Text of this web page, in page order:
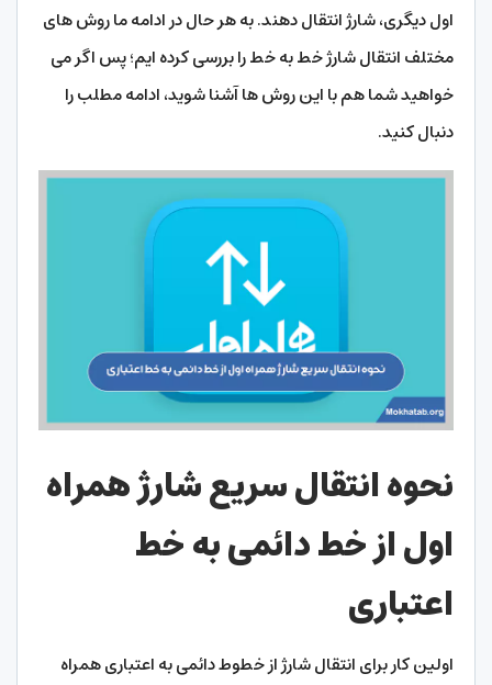
اول دیگری، شارژ انتقال دهند. به هر حال در ادامه ما روش های
مختلف انتقال شارژ خط به خط را بررسی کرده ایم؛ پس اگر می
خواهید شما هم با این روش ها آشنا شوید، ادامه مطلب را
دنبال کنید.
نحوه انتقال سریع شارژ همراه
اول از خط دائمی به خط
اعتباری
اولین کار برای انتقال شارژ از خطوط دائمی به اعتباری همراه